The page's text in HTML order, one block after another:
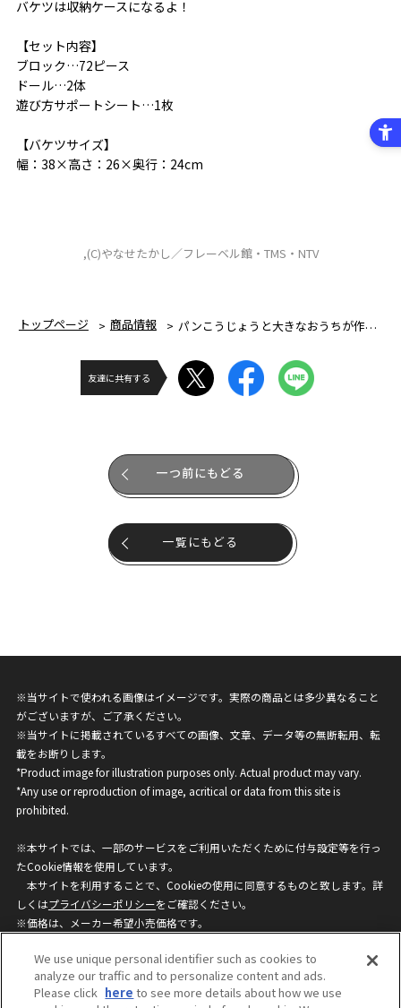
バケツは収納ケースになるよ！
【セット内容】
ブロック…72ピース
ドール…2体
遊び方サポートシート…1枚
【バケツサイズ】
幅：38×高さ：26×奥行：24cm
,(C)やなせたかし／フレーベル館・TMS・NTV
トップページ 商品情報 パンこうじょうと大きなおうちが作れる！ アンパンマンブロックバケツ
友達に共有する
一つ前にもどる
一覧にもどる
※当サイトで使われる画像はイメージです。実際の商品とは多少異なること
がございますが、ご了承ください。
※当サイトに掲載されているすべての画像、文章、データ等の無断転用、転
載をお断りします。
*Product image for illustration purposes only. Actual product may vary.
*Any use or reproduction of image, acritical or data from this site is
prohibited.
※本サイトでは、一部のサービスをご利用いただくために付与設定等を行っ
たCookie情報を使用しています。
本サイトを利用することで、Cookieの使用に同意するものと致します。詳
しくはプライバシーポリシーをご確認ください。
※価格は、メーカー希望小売価格です。
ざいますのでご了承ください。
We use unique personal identifier such as cookies to
analyze our traffic and to personalize content and ads.
Please click here to see more details about how we use